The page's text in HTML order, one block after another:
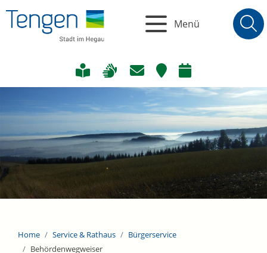
Menü
Home Service & Rathaus
Bürgerservice
Behördenwegweiser